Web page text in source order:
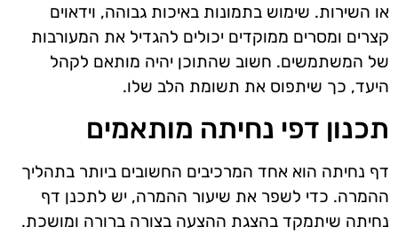
או השירות. שימוש בתמונות באיכות גבוהה, וידאוים
קצרים ומסרים ממוקדים יכולים להגדיל את המעורבות
של המשתמשים. חשוב שהתוכן יהיה מותאם לקהל
היעד, כך שיתפוס את תשומת הלב שלו.
תכנון דפי נחיתה מותאמים
דף נחיתה הוא אחד המרכיבים החשובים ביותר בתהליך
ההמרה. כדי לשפר את שיעור ההמרה, יש לתכנן דף
נחיתה שיתמקד בהצגת ההצעה בצורה ברורה ומושכת.